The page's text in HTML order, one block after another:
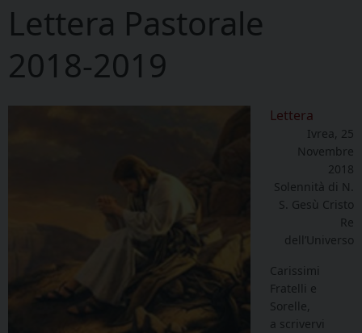
Lettera Pastorale
2018-2019
Lettera
Ivrea, 25
Novembre
2018
Solennità di N.
S. Gesù Cristo
Re
dell’Universo
Carissimi
Fratelli e
Sorelle,
a scrivervi